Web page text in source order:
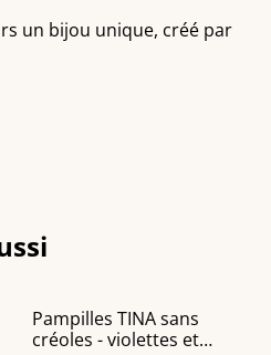
un bijou unique, créé par
Pampilles TINA sans
créoles - violettes et